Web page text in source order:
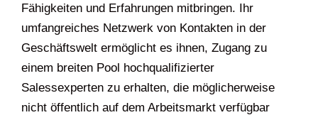
Fähigkeiten und Erfahrungen mitbringen. Ihr
umfangreiches Netzwerk von Kontakten in der
Geschäftswelt ermöglicht es ihnen, Zugang zu
einem breiten Pool hochqualifizierter
Salessexperten zu erhalten, die möglicherweise
nicht öffentlich auf dem Arbeitsmarkt verfügbar